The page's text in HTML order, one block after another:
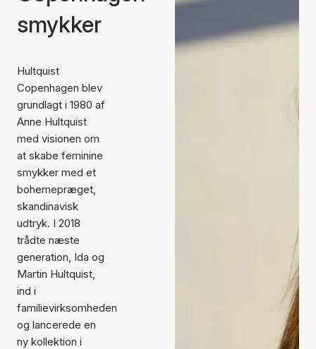
smykker
Hultquist
Copenhagen blev
grundlagt i 1980 af
Anne Hultquist
med visionen om
at skabe feminine
smykker med et
bohemepræget,
skandinavisk
udtryk. I 2018
trådte næste
generation, Ida og
Martin Hultquist,
ind i
familievirksomheden
og lancerede en
ny kollektion i